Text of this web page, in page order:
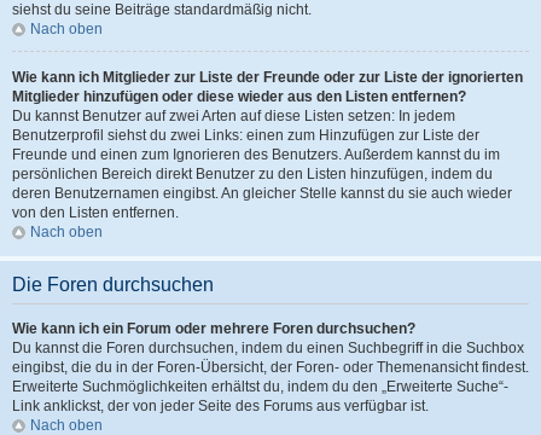
siehst du seine Beiträge standardmäßig nicht.
Nach oben
Wie kann ich Mitglieder zur Liste der Freunde oder zur Liste der ignorierten
Mitglieder hinzufügen oder diese wieder aus den Listen entfernen?
Du kannst Benutzer auf zwei Arten auf diese Listen setzen: In jedem
Benutzerprofil siehst du zwei Links: einen zum Hinzufügen zur Liste der
Freunde und einen zum Ignorieren des Benutzers. Außerdem kannst du im
persönlichen Bereich direkt Benutzer zu den Listen hinzufügen, indem du
deren Benutzernamen eingibst. An gleicher Stelle kannst du sie auch wieder
von den Listen entfernen.
Nach oben
Die Foren durchsuchen
Wie kann ich ein Forum oder mehrere Foren durchsuchen?
Du kannst die Foren durchsuchen, indem du einen Suchbegriff in die Suchbox
eingibst, die du in der Foren-Übersicht, der Foren- oder Themenansicht findest.
Erweiterte Suchmöglichkeiten erhältst du, indem du den „Erweiterte Suche“-
Link anklickst, der von jeder Seite des Forums aus verfügbar ist.
Nach oben